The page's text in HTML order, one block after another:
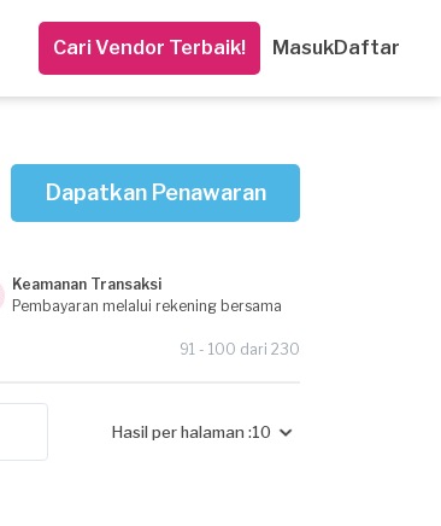
Cari Vendor Terbaik! MasukDaftar
Dapatkan Penawaran
Keamanan Transaksi
Pembayaran melalui rekening bersama
91 - 100 dari 230
Hasil per halaman :10